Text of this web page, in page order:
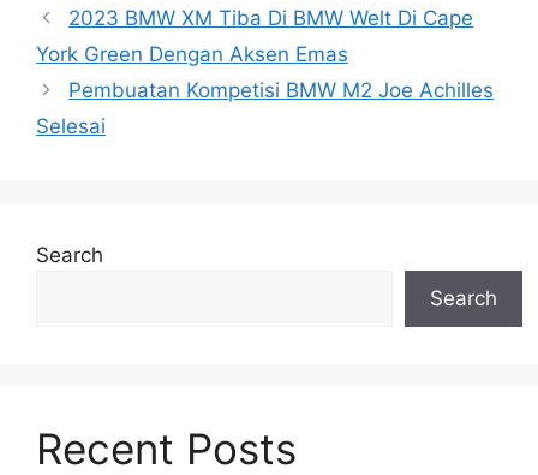
2023 BMW XM Tiba Di BMW Welt Di Cape
York Green Dengan Aksen Emas
Pembuatan Kompetisi BMW M2 Joe Achilles
Selesai
Search
Search
Recent Posts